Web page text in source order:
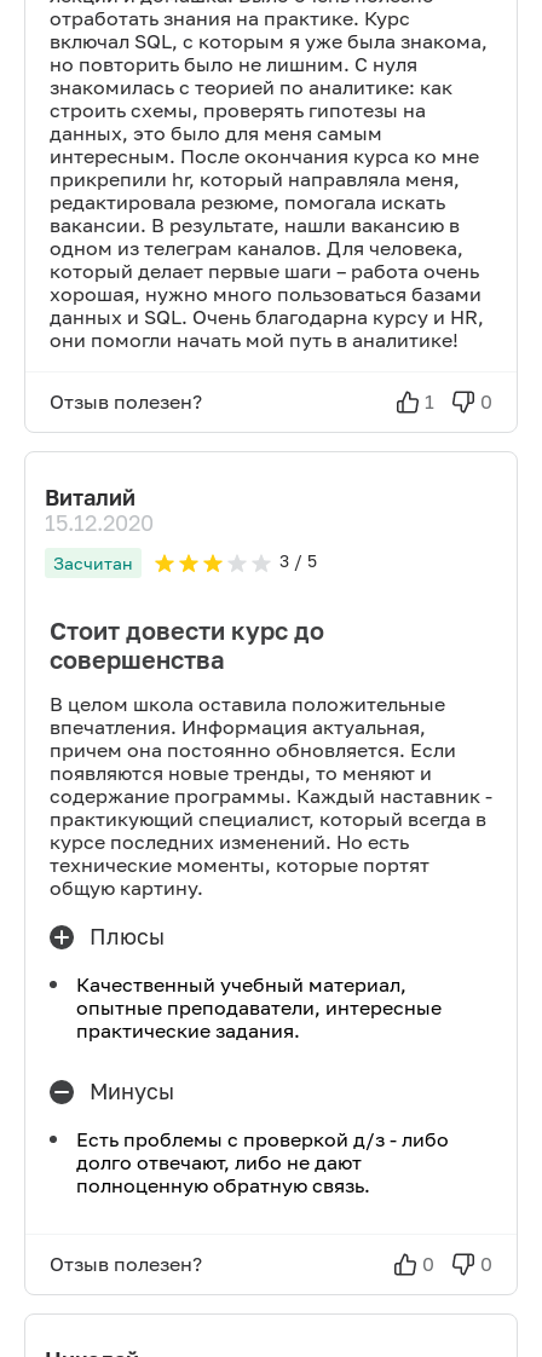
отработать знания на практике. Курс
включал SQL, с которым я уже была знакома,
но повторить было не лишним. С нуля
знакомилась с теорией по аналитике: как
строить схемы, проверять гипотезы на
данных, это было для меня самым
интересным. После окончания курса ко мне
прикрепили hr, который направляла меня,
редактировала резюме, помогала искать
вакансии. В результате, нашли вакансию в
одном из телеграм каналов. Для человека,
который делает первые шаги – работа очень
хорошая, нужно много пользоваться базами
данных и SQL. Очень благодарна курсу и HR,
они помогли начать мой путь в аналитике!
Отзыв полезен? 1 0
Виталий
15.12.2020
Засчитан 3/ 5
Стоит довести курс до
совершенства
В целом школа оставила положительные
впечатления. Информация актуальная,
причем она постоянно обновляется. Если
появляются новые тренды, то меняют и
содержание программы. Каждый наставник -
практикующий специалист, который всегда в
курсе последних изменений. Но есть
технические моменты, которые портят
общую картину.
Плюсы
Качественный учебный материал,
опытные преподаватели, интересные
практические задания.
Минусы
Есть проблемы с проверкой д/з - либо
долго отвечают, либо не дают
полноценную обратную связь.
Отзыв полезен? 0 0